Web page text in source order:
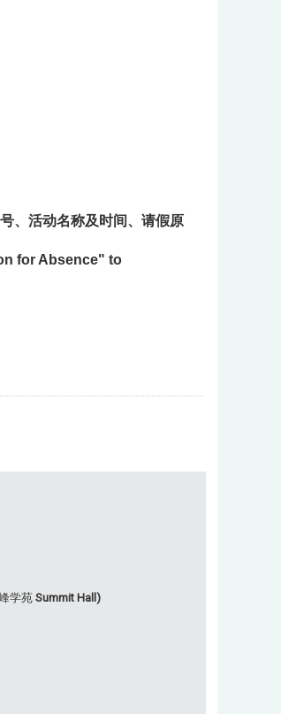
、活动名称及时间、请假原
for Absence" to
学苑Summit Hall)